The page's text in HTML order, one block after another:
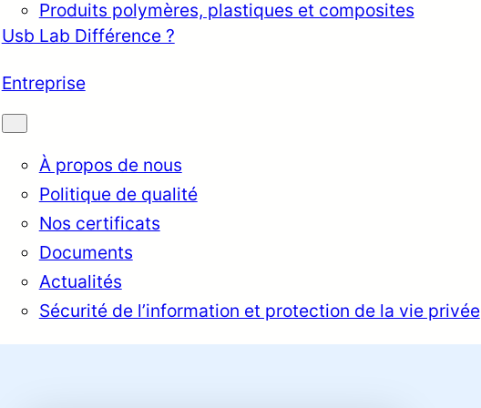
Produits polymères, plastiques et composites
Usb Lab Différence ?
Entreprise
À propos de nous
Politique de qualité
Nos certificats
Documents
Actualités
Sécurité de l’information et protection de la vie privée